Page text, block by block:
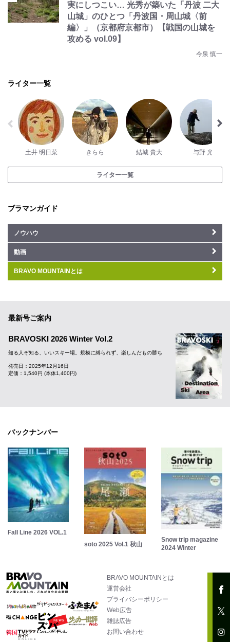
実にしつこい… 光秀が築いた「丹波 二大
山城」のひとつ「丹波国・周山城〈前
編〉」（京都府京都市）【戦国の山城を
攻める vol.09】
今泉 慎一
ライター一覧
土井 明日菜 きらら 結城 貴大 与野 光
ライター一覧
ブラマンガイド
ノウハウ
動画
BRAVO MOUNTAINとは
最新号ご案内
BRAVOSKI 2026 Winter Vol.2
知る人ぞ知る、いいスキー場。規模に縛られず、楽しんだもの勝ち
発売日：2025年12月16日
定価：1,540円 (本体1,400円)
バックナンバー
Fall Line 2026 VOL.1
soto 2025 Vol.1 秋山
Snow trip magazine
2024 Winter
BRAVO MOUNTAINとは
運営会社
プライバシーポリシー
Web広告
雑誌広告
お問い合わせ